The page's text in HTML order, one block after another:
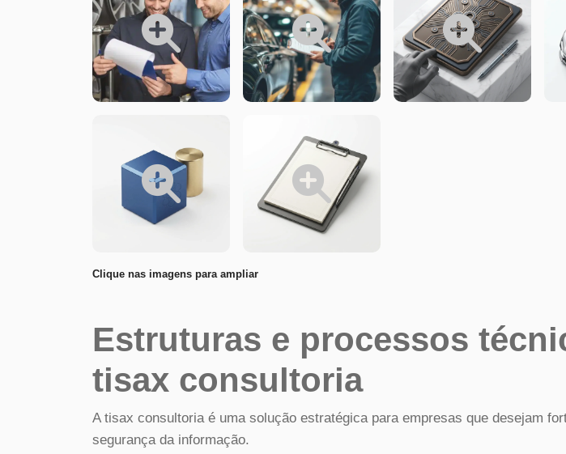
Clique nas imagens para ampliar
Estruturas e processos
tisax consultoria
A tisax consultoria é uma solução estratégica para empresas que desejam
segurança da informação.